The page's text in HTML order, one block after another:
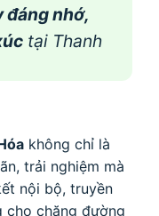
đáng nhớ,
tại Thanh
không chỉ là
trải nghiệm mà
nội bộ, truyền
cho chặng đường